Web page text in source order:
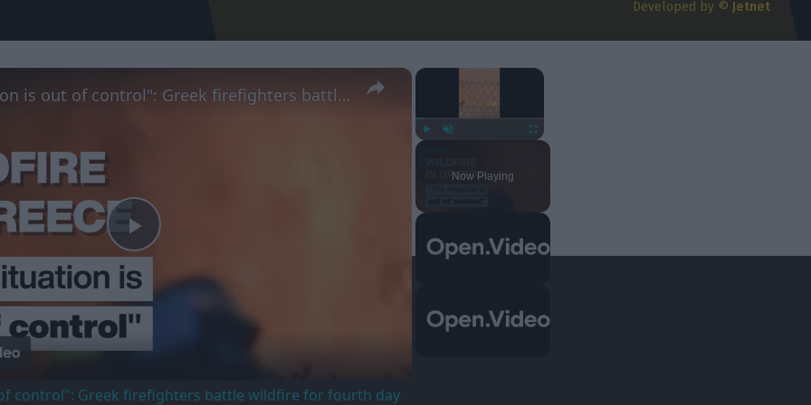
06/08/2026 | 18:23:42Developed by © Jetnet
×
Fullscreen
Now Playing
×
Play
Video
"The situation is out of control": Greek firefighters battle wildfire for fourth day
control": Greek firefighters battle wildfire for fourth day